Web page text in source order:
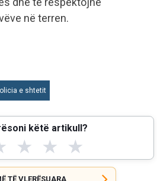
në terren.
e shtetit
këtë artikull?
★ ★ ★
TË VLERËSUARA